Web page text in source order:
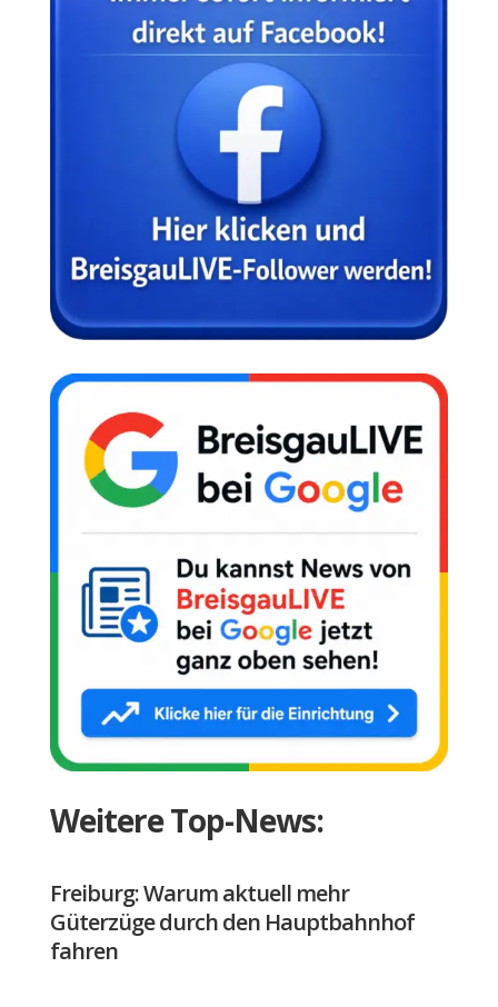
Weitere Top-News:
Freiburg: Warum aktuell mehr
Güterzüge durch den Hauptbahnhof
fahren